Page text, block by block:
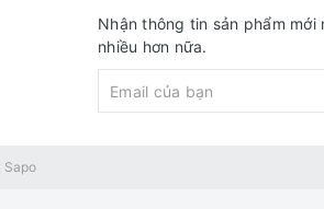
Nhận thông tin sản phẩm mới
nhiều hơn nữa.
Sapo